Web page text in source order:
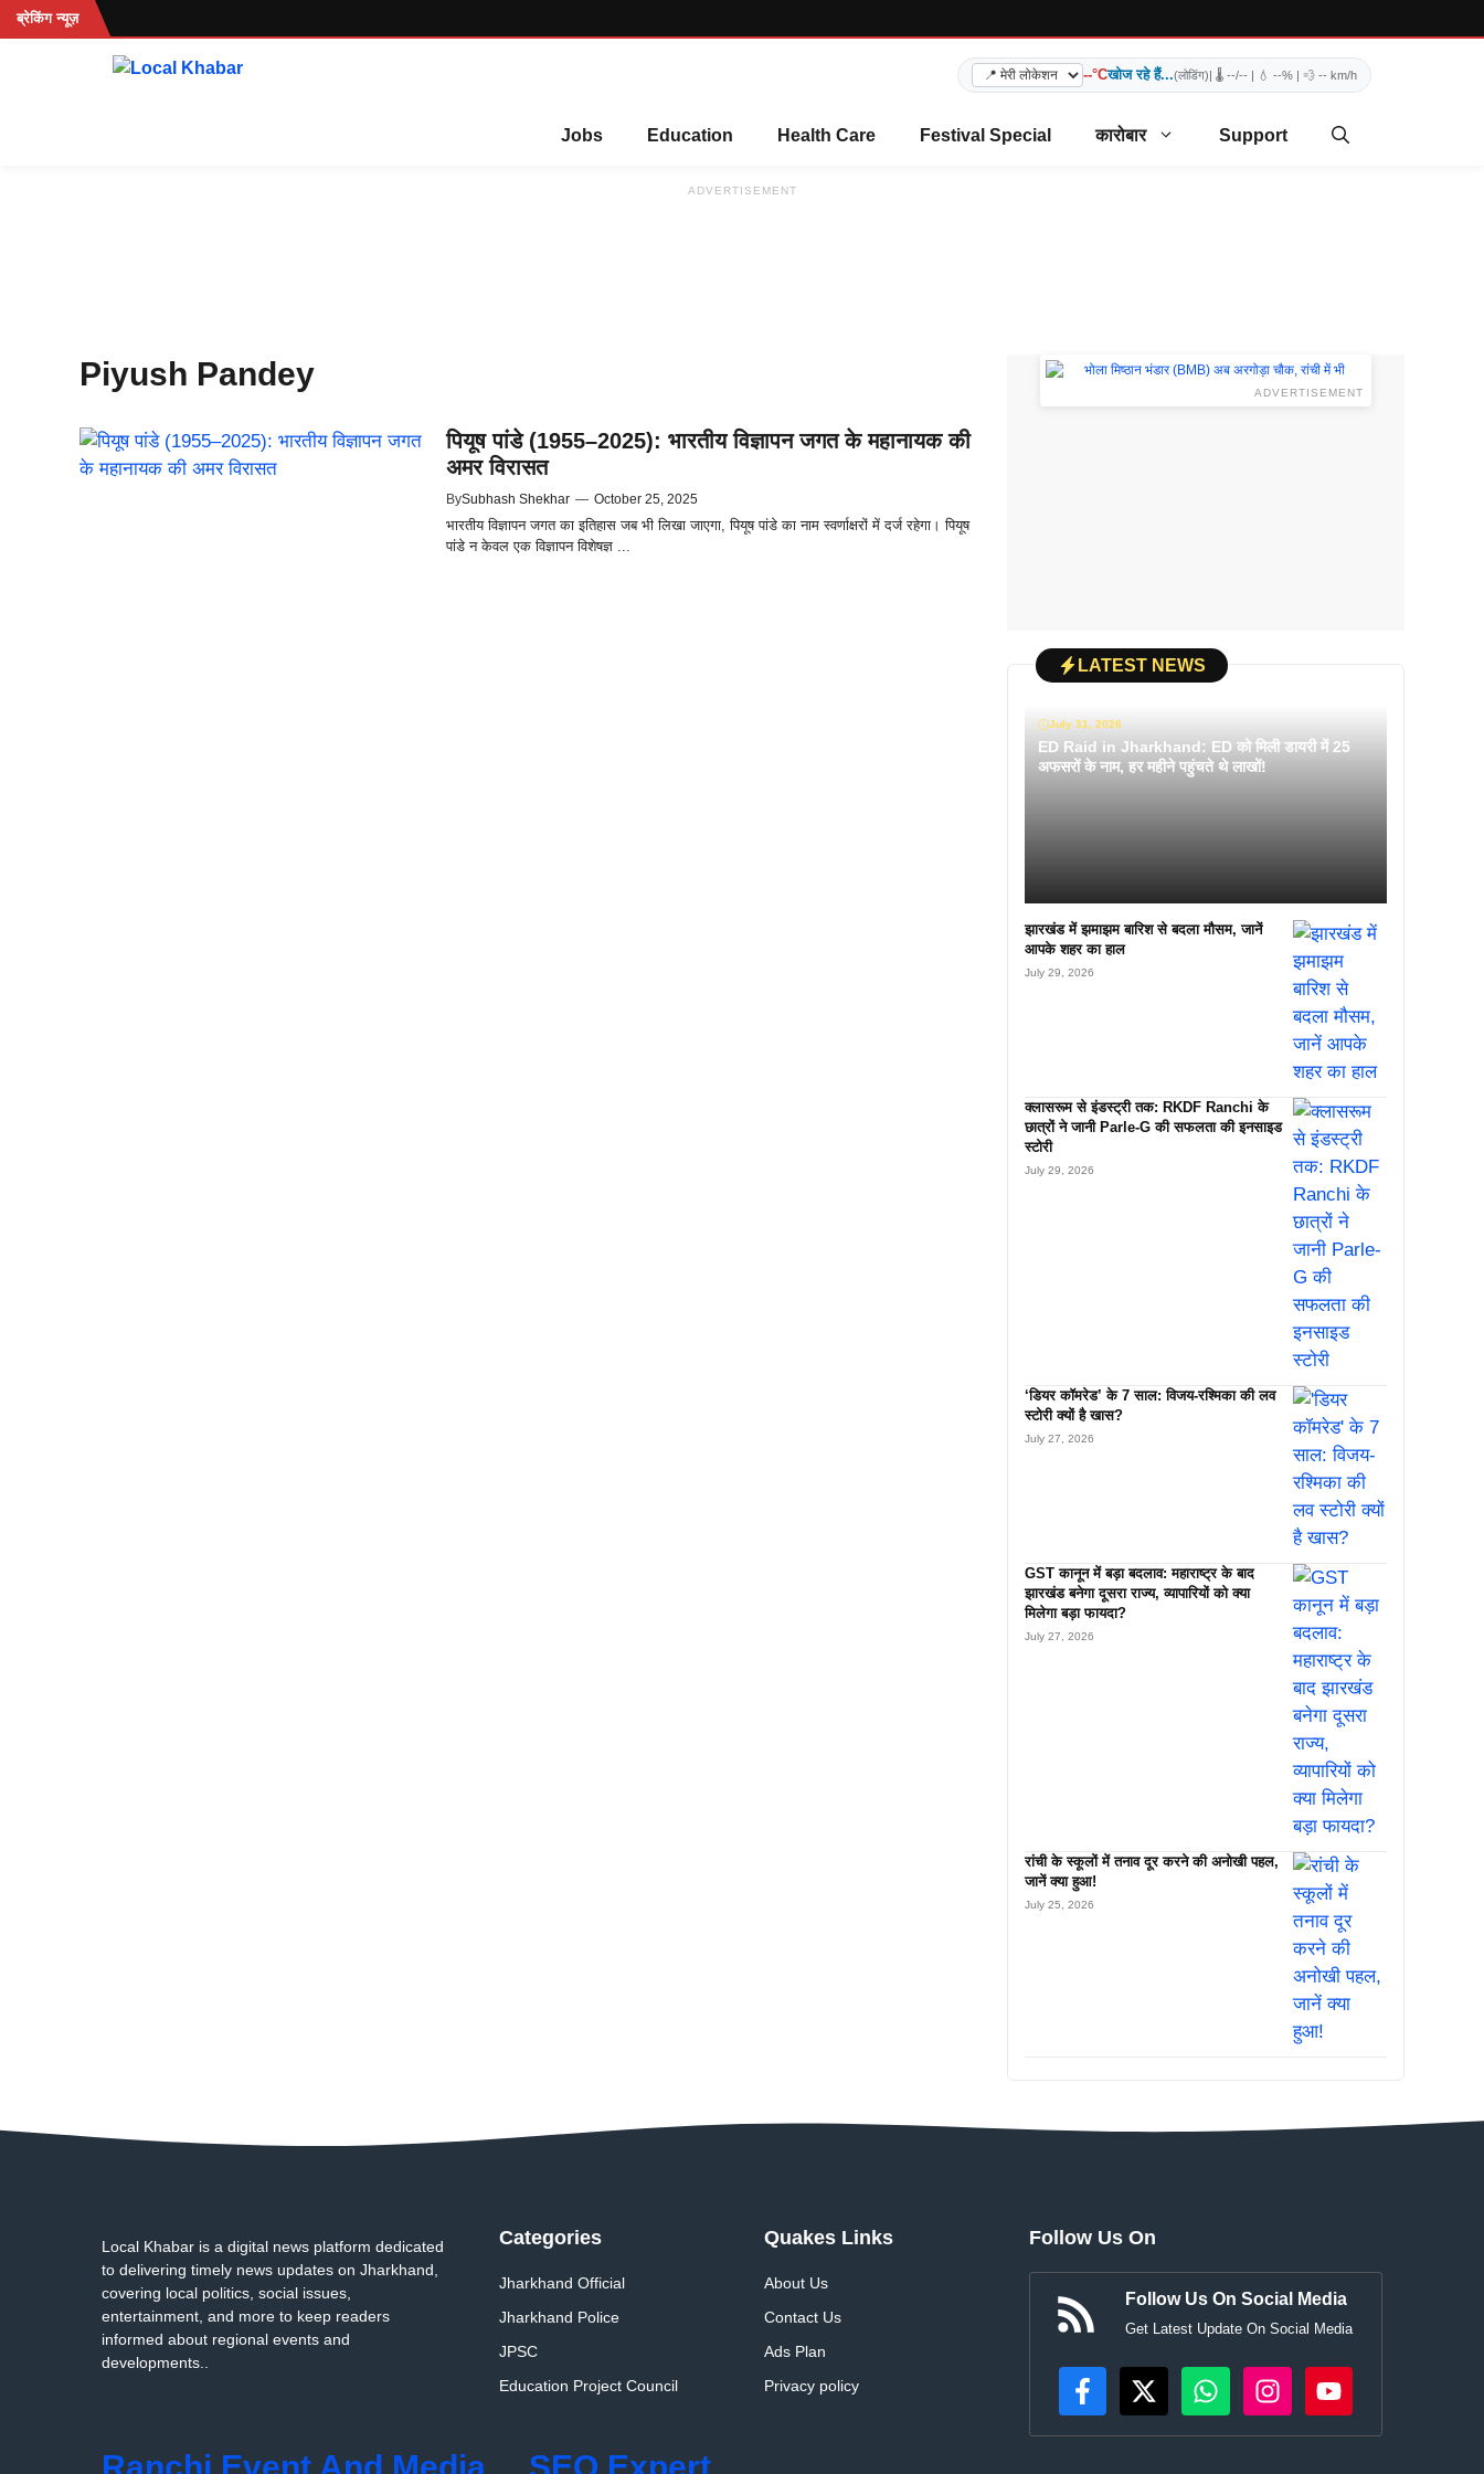
Skip
to
ब्रेकिंग न्यूज़
रहें...
--°Cखोज रहे हैं...(लोडिंग)| 🌡️ --/-- | 💧 --% | 💨 -- km/h
Jobs Education Health Care Festival Special कारोबार Support
ADVERTISEMENT
Piyush Pandey
पियूष पांडे (1955–2025): भारतीय विज्ञापन जगत के महानायक की
अमर विरासत
BySubhash Shekhar — October 25, 2025
भारतीय विज्ञापन जगत का इतिहास जब भी लिखा जाएगा, पियूष पांडे का नाम स्वर्णाक्षरों में दर्ज रहेगा। पियूष
पांडे न केवल एक विज्ञापन विशेषज्ञ ...
ADVERTISEMENT
LATEST NEWS
July 31, 2026
ED Raid in Jharkhand: ED को मिली डायरी में 25
अफसरों के नाम, हर महीने पहुंचते थे लाखों!
झारखंड में झमाझम बारिश से बदला मौसम, जानें
आपके शहर का हाल
July 29, 2026
क्लासरूम से इंडस्ट्री तक: RKDF Ranchi के
छात्रों ने जानी Parle-G की सफलता की इनसाइड
स्टोरी
July 29, 2026
‘डियर कॉमरेड’ के 7 साल: विजय-रश्मिका की लव
स्टोरी क्यों है खास?
July 27, 2026
GST कानून में बड़ा बदलाव: महाराष्ट्र के बाद
झारखंड बनेगा दूसरा राज्य, व्यापारियों को क्या
मिलेगा बड़ा फायदा?
July 27, 2026
रांची के स्कूलों में तनाव दूर करने की अनोखी पहल,
जानें क्या हुआ!
July 25, 2026
Local Khabar is a digital news platform dedicated
to delivering timely news updates on Jharkhand,
covering local politics, social issues,
entertainment, and more to keep readers
informed about regional events and
developments..
Categories
Jharkhand Official
Jharkhand Police
JPSC
Education Project Council
Quakes Links
About Us
Contact Us
Ads Plan
Privacy policy
Follow Us On
Follow Us On Social Media
Get Latest Update On Social Media